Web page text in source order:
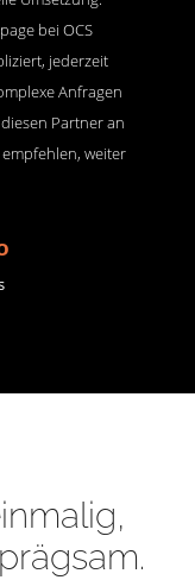
bei OCS
jederzeit
Anfragen
Partner an
weiter